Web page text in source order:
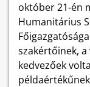
október 21-én
Humanitárius
szakértőinek,
kedvezőek